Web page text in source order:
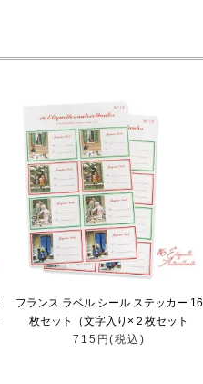
フランス ラベル シール ステッカー 16
枚セット（文字入り×２枚セット
No.15-1 クリスマス 窓辺 小鳥 クリス
715円(税込)